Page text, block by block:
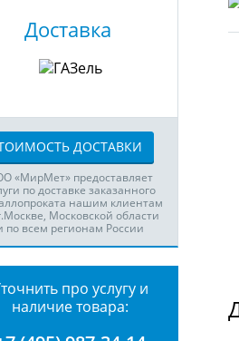
Доставка
ДОСТАВКИ
«МирМет» предоставляет
по доставке заказанного
нашим клиентам
Московской области
по всем регионам России
про услугу и
наличие товара: